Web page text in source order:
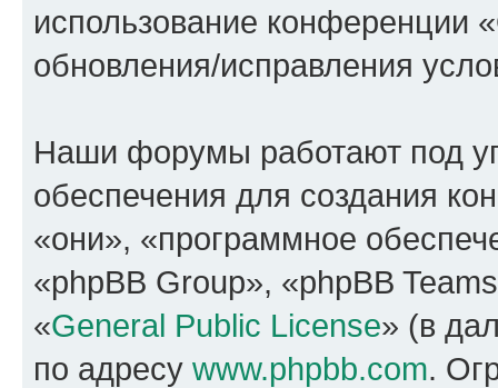
использование конференции
обновления/исправления
Наши форумы работают под
обеспечения для создания
«они», «программное
«phpBB Group», «phpBB
«General Public License» (в
по адресу www.phpbb.com.